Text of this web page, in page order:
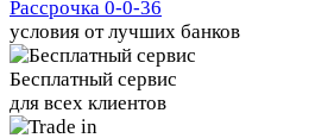
Рассрочка 0-0-36
условия от лучших банков
Бесплатный сервис
для всех клиентов